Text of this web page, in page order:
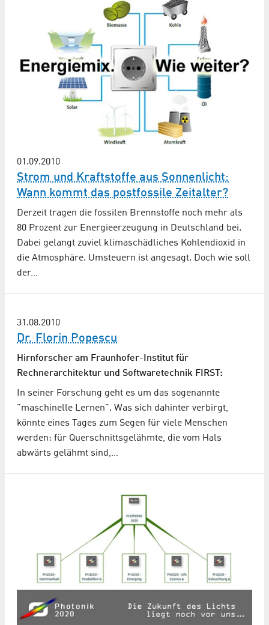
01.09.2010
Strom und Kraftstoffe aus Sonnenlicht:
Wann kommt das postfossile Zeitalter?
Derzeit tragen die fossilen Brennstoffe noch mehr als
80 Prozent zur Energieerzeugung in Deutschland bei.
Dabei gelangt zuviel klimaschädliches Kohlendioxid in
die Atmosphäre. Umsteuern ist angesagt. Doch wie soll
der…
31.08.2010
Dr. Florin Popescu
Hirnforscher am Fraunhofer-Institut für
Rechnerarchitektur und Softwaretechnik FIRST:
In seiner Forschung geht es um das sogenannte
"maschinelle Lernen". Was sich dahinter verbirgt,
könnte eines Tages zum Segen für viele Menschen
werden: für Querschnittsgelähmte, die vom Hals
abwärts gelähmt sind,…